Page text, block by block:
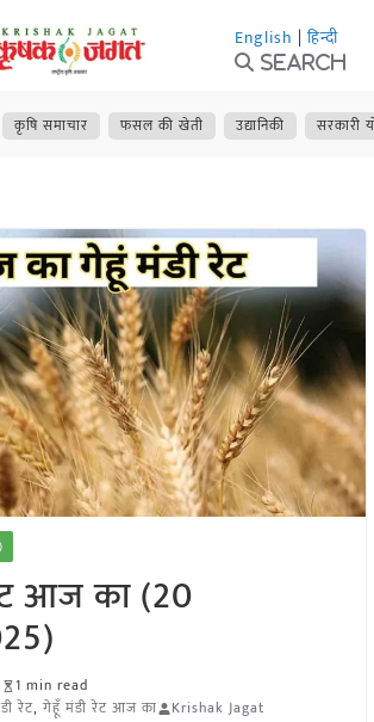
English | हिन्दी
Search
कृषि समाचार फसल की खेती उद्यानिकी सरकारी
आज का (20
1 min read
रेट, गेहूँ मंडी रेट आज का Krishak Jagat